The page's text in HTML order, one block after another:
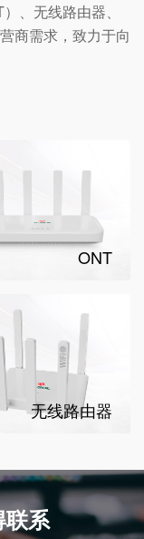
、无线路由器、
商需求，致力于向
ONT
无线路由器
联系